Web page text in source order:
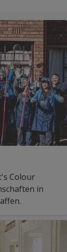
Colour
in